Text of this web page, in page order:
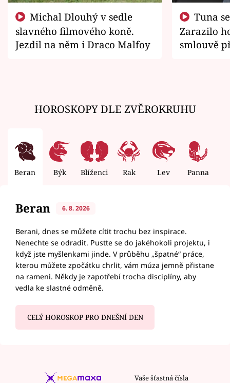
slavného filmového koně.
Jezdil na něm i Draco Malfoy
Zarazilo
smlouvě
HOROSKOPY DLE ZVĚROKRUHU
Beran Býk Blíženci Rak Lev Panna
Beran 6. 8. 2026
Berani, dnes se můžete cítit trochu bez inspirace.
Nenechte se odradit. Pusťte se do jakéhokoli projektu, i
když jste myšlenkami jinde. V průběhu „špatné“ práce,
kterou můžete zpočátku chrlit, vám múza jemně přistane
na rameni. Někdy je zapotřebí trocha disciplíny, aby
vedla ke slastné odměně.
CELÝ HOROSKOP PRO DNEŠNÍ DEN
Vaše šťastná čísla